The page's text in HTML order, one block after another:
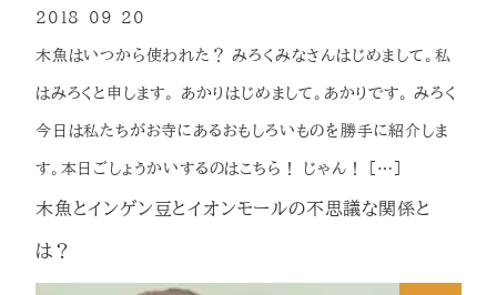
木魚とインゲン豆とイオンモールの不思議な関係と
は？
木魚はいつから使われた？ みろくみなさんはじめまして。私
はみろくと申します。 あかりはじめまして。あかりです。 みろく
今日は私たちがお寺にあるおもしろいものを勝手に紹介しま
す。本日ごしょうかいするのはこちら！ じゃん！ […]
2018-09-20